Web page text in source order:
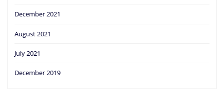
December 2021
August 2021
July 2021
December 2019